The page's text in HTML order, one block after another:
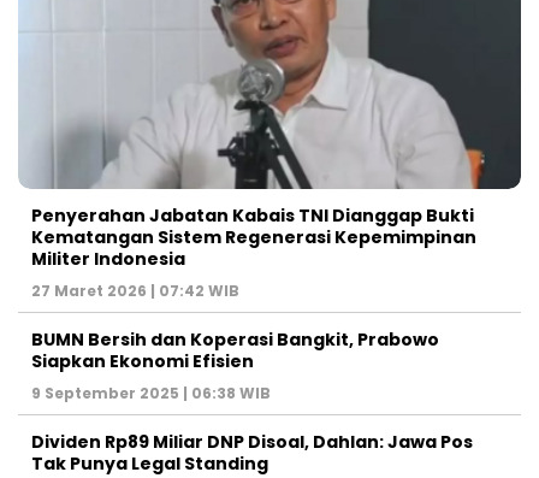
Penyerahan Jabatan Kabais TNI Dianggap Bukti
Kematangan Sistem Regenerasi Kepemimpinan
Militer Indonesia
27 Maret 2026 | 07:42 WIB
BUMN Bersih dan Koperasi Bangkit, Prabowo
Siapkan Ekonomi Efisien
9 September 2025 | 06:38 WIB
Dividen Rp89 Miliar DNP Disoal, Dahlan: Jawa Pos
Tak Punya Legal Standing